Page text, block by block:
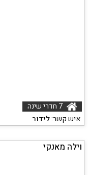
איש קשר:לידור
וילה מאנקי